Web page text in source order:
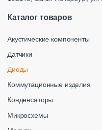
Каталог товаров
Акустические компоненты
Датчики
Диоды
Коммутационные изделия
Конденсаторы
Микросхемы